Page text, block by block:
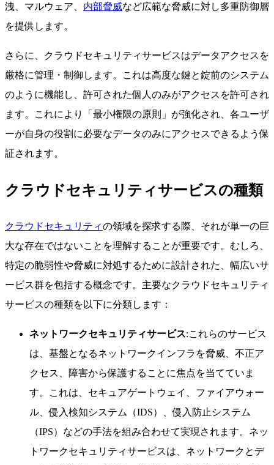
洩、マルウェア、 内部脅威など広範な脅威に対し多重防御層
を提供します。
さらに、クラウドセキュリティサービスはデータアクセスを
厳格に管理・制御します。これは高度な鍵と錠前のシステム
のように機能し、許可された個人のみがアクセスを許可され
ます。これにより「最小権限の原則」が強化され、各ユーザ
ーが自身の役割に必要なデータのみにアクセスできるよう保
証されます。
クラウドセキュリティサービスの種類
クラウドセキュリティの領域を探求する際、それが単一の巨
大な存在ではないことを理解することが重要です。むしろ、
特定の脆弱性や脅威に対処するために設計された、幅広いサ
ービス群を包括する概念です。主要なクラウドセキュリティ
サービスの種類を以下に分類します：
ネットワークセキュリティサービス:これらのサービス
は、基盤となるネットワークインフラを脅威、不正ア
クセス、障害から保護することに焦点を当てていま
す。これは、セキュアゲートウェイ、ファイアウォー
ル、侵入検知システム（IDS）、侵入防止システム
（IPS）などの手法を組み合わせて実現されます。ネッ
トワークセキュリティサービスは、ネットワークとデ